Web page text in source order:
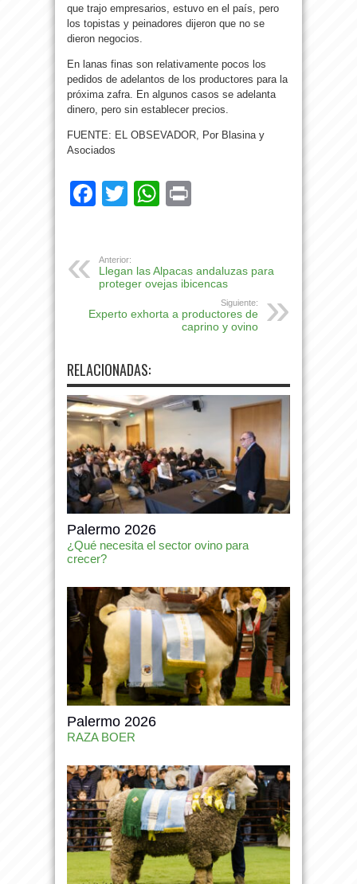
que trajo empresarios, estuvo en el país, pero
los topistas y peinadores dijeron que no se
dieron negocios.
En lanas finas son relativamente pocos los
pedidos de adelantos de los productores para la
próxima zafra. En algunos casos se adelanta
dinero, pero sin establecer precios.
FUENTE: EL OBSEVADOR, Por Blasina y
Asociados
Facebook
TwitterWhatsApp
Anterior:
Llegan las Alpacas andaluzas para
proteger ovejas ibicencas
Siguiente:
Experto exhorta a productores de
caprino y ovino
RELACIONADAS:
Palermo 2026
¿Qué necesita el sector ovino para
crecer?
Palermo 2026
RAZA BOER